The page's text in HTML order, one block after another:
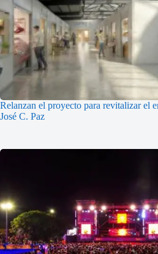
Relanzan el proyecto para revitalizar el
José C. Paz